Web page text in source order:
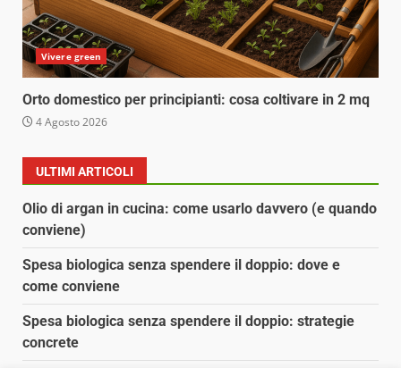
Vivere green
Orto domestico per principianti: cosa coltivare in 2 mq
4 Agosto 2026
ULTIMI ARTICOLI
Olio di argan in cucina: come usarlo davvero (e quando
conviene)
Spesa biologica senza spendere il doppio: dove e
come conviene
Spesa biologica senza spendere il doppio: strategie
concrete